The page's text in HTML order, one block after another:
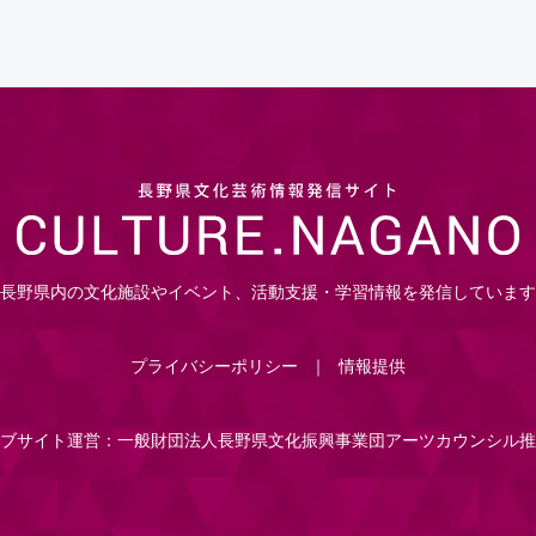
長野県内の文化施設やイベント、活動支援・学習情報を発信しています
プライバシーポリシー 情報提供
サイト運営：一般財団法人長野県文化振興事業団アーツカウンシル